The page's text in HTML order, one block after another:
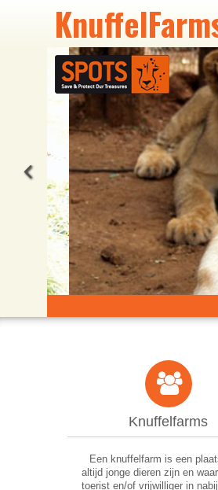
Knuffelfarms
Een knuffelfarm is een
altijd jonge dieren zijn en
toerist en/of vrijwilliger in